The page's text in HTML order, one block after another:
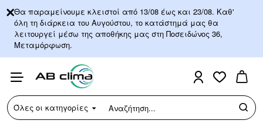
Θα παραμείνουμε κλειστοί από 13/08 έως και 23/08. Καθ'
όλη τη διάρκεια του Αυγούστου, το κατάστημά μας θα
λειτουργεί μέσω της αποθήκης μας στη Ποσειδώνος 36,
Μεταμόρφωση.
Όλες οι κατηγορίες
Αναζήτηση...